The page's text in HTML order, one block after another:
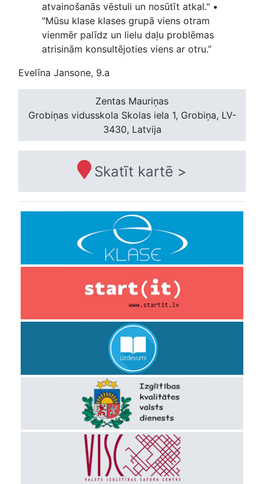
atvainošanās vēstuli un nosūtīt atkal." •
"Mūsu klase klases grupā viens otram
vienmēr palīdz un lielu daļu problēmas
atrisinām konsultējoties viens ar otru.”
Evelīna Jansone, 9.a
Zentas Mauriņas
Grobiņas vidusskola Skolas iela 1, Grobiņa, LV-
3430, Latvija
Skatīt kartē >